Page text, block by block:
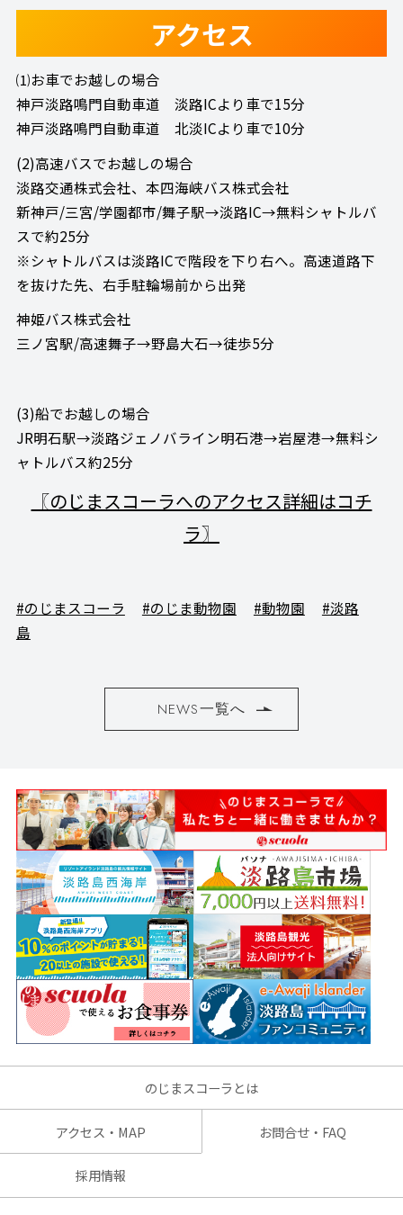
アクセス
⑴お車でお越しの場合
神戸淡路鳴門自動車道 淡路ICより車で15分
神戸淡路鳴門自動車道 北淡ICより車で10分
(2)高速バスでお越しの場合
淡路交通株式会社、本四海峡バス株式会社
新神戸/三宮/学園都市/舞子駅→淡路IC→無料シャトルバ
スで約25分
※シャトルバスは淡路ICで階段を下り右へ。高速道路下
を抜けた先、右手駐輪場前から出発
神姫バス株式会社
三ノ宮駅/高速舞子→野島大石→徒歩5分
(3)船でお越しの場合
JR明石駅→淡路ジェノバライン明石港→岩屋港→無料シ
ャトルバス約25分
〖のじまスコーラへのアクセス詳細はコチ
ラ〗
#のじまスコーラ #のじま動物園 #動物園
#淡路
島
NEWS一覧へ
のじまスコーラとは
アクセス・MAP お問合せ・FAQ
採用情報